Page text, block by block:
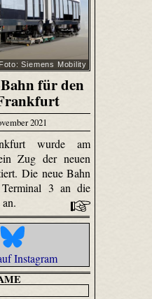
Foto: Siemens Mobility
für den
2021
wurde am
Zug der neuen
Die neue Bahn
3 an die